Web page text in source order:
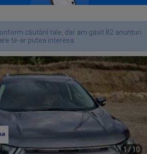
căutării tale, dar am găsit 82 anunțuri
te-ar putea interesa.
1/10